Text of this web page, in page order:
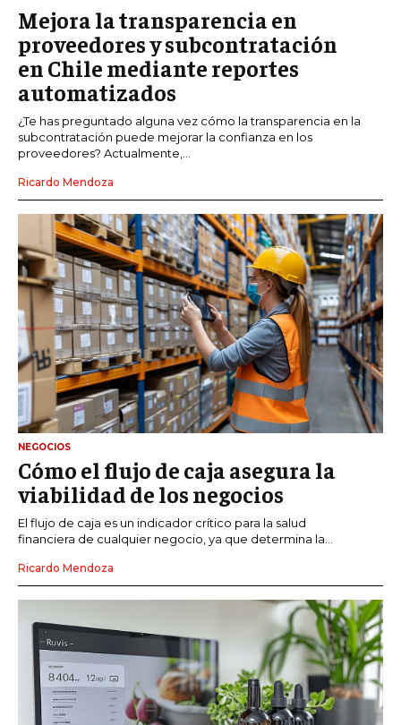
Mejora la transparencia en
proveedores y subcontratación
en Chile mediante reportes
automatizados
¿Te has preguntado alguna vez cómo la transparencia en la
subcontratación puede mejorar la confianza en los
proveedores? Actualmente,...
Ricardo Mendoza
NEGOCIOS
Cómo el flujo de caja asegura la
viabilidad de los negocios
El flujo de caja es un indicador crítico para la salud
financiera de cualquier negocio, ya que determina la...
Ricardo Mendoza